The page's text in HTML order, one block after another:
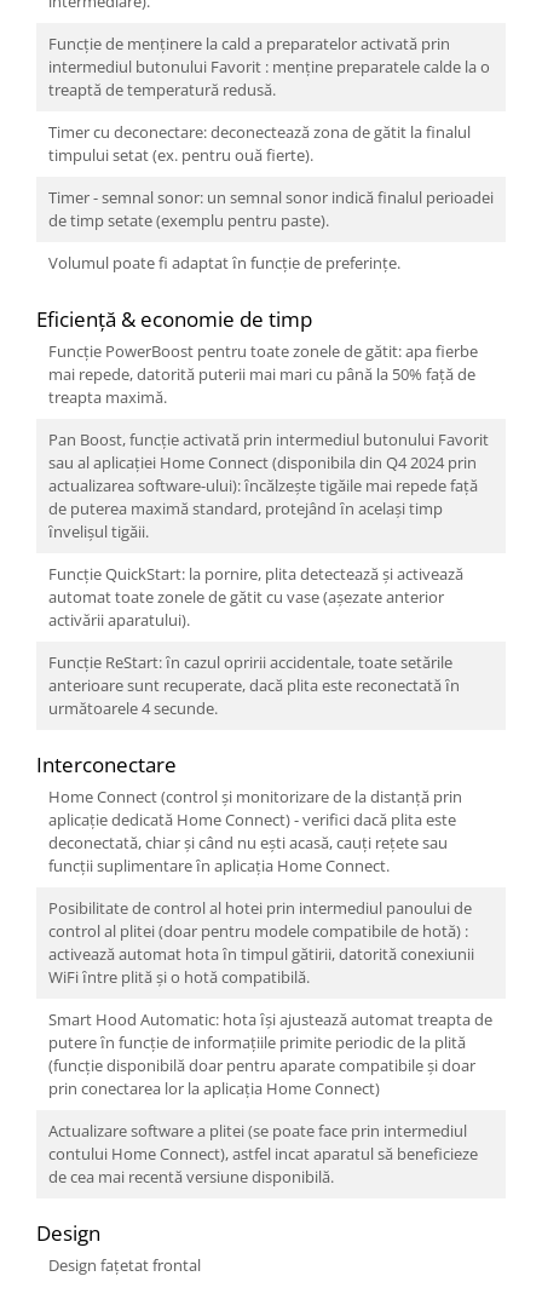
Funcţie de menţinere la cald a preparatelor activată prin
intermediul butonului Favorit : menține preparatele calde la o
treaptă de temperatură redusă.
Timer cu deconectare: deconectează zona de gătit la finalul
timpului setat (ex. pentru ouă fierte).
Timer - semnal sonor: un semnal sonor indică finalul perioadei
de timp setate (exemplu pentru paste).
Volumul poate fi adaptat ȋn funcție de preferințe.
Eficiență & economie de timp
Funcţie PowerBoost pentru toate zonele de gătit: apa fierbe
mai repede, datorită puterii mai mari cu până la 50% față de
treapta maximă.
Pan Boost, funcție activată prin intermediul butonului Favorit
sau al aplicației Home Connect (disponibila din Q4 2024 prin
actualizarea software-ului): ȋncălzește tigăile mai repede față
de puterea maximă standard, protejând ȋn același timp
ȋnvelișul tigăii.
Funcţie QuickStart: la pornire, plita detectează și activează
automat toate zonele de gătit cu vase (așezate anterior
activării aparatului).
Funcţie ReStart: ȋn cazul opririi accidentale, toate setările
anterioare sunt recuperate, dacă plita este reconectată ȋn
următoarele 4 secunde.
Interconectare
Home Connect (control și monitorizare de la distanță prin
aplicație dedicată Home Connect) - verifici dacă plita este
deconectată, chiar și când nu ești acasă, cauți rețete sau
funcții suplimentare ȋn aplicația Home Connect.
Posibilitate de control al hotei prin intermediul panoului de
control al plitei (doar pentru modele compatibile de hotă) :
activează automat hota ȋn timpul gătirii, datorită conexiunii
WiFi ȋntre plită și o hotă compatibilă.
Smart Hood Automatic: hota ȋși ajustează automat treapta de
putere ȋn funcție de informațiile primite periodic de la plită
(funcție disponibilă doar pentru aparate compatibile și doar
prin conectarea lor la aplicația Home Connect)
Actualizare software a plitei (se poate face prin intermediul
contului Home Connect), astfel incat aparatul să beneficieze
de cea mai recentă versiune disponibilă.
Design
Design faţetat frontal